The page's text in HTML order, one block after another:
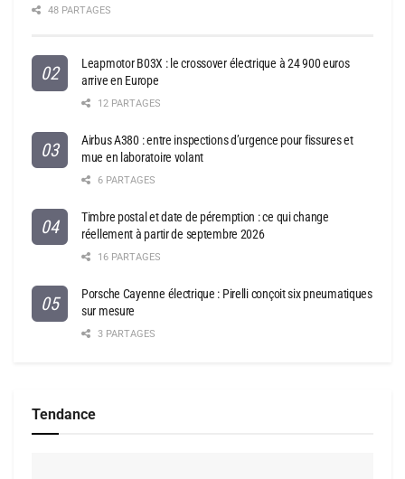
48 PARTAGES
Leapmotor B03X : le crossover électrique à 24 900 euros
arrive en Europe
12 PARTAGES
Airbus A380 : entre inspections d’urgence pour fissures et
mue en laboratoire volant
6 PARTAGES
Timbre postal et date de péremption : ce qui change
réellement à partir de septembre 2026
16 PARTAGES
Porsche Cayenne électrique : Pirelli conçoit six pneumatiques
sur mesure
3 PARTAGES
Tendance